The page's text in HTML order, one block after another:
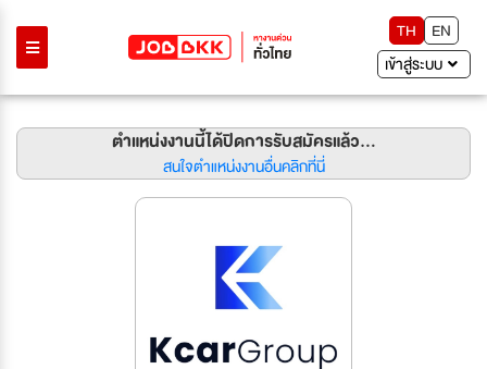
TH
EN
เข้าสู่ระบบ
ตำแหน่งงานนี้ได้ปิดการรับสมัครแล้ว...
สนใจตำแหน่งงานอื่นคลิกที่นี่